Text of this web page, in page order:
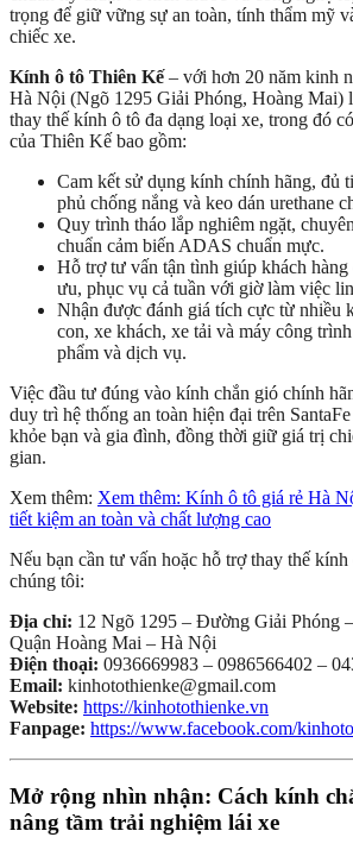
trọng để giữ vững sự an toàn, tính thẩm mỹ
chiếc xe.
Kính ô tô Thiên Kế– với hơn 20 năm kinh
Hà Nội (Ngõ 1295 Giải Phóng, Hoàng Mai)
thay thế kính ô tô đa dạng loại xe, trong đó
của Thiên Kế bao gồm:
Cam kết sử dụng kính chính hãng, đủ
phủ chống nắng và keo dán urethane
Quy trình tháo lắp nghiêm ngặt,
chuẩn cảm biến ADAS chuẩn mực.
Hỗ trợ tư vấn tận tình giúp khách
ưu, phục vụ cả tuần với giờ làm việc
Nhận được đánh giá tích cực từ nhiều
con, xe khách, xe tải và máy công
phẩm và dịch vụ.
Việc đầu tư đúng vào kính chắn gió chính
duy trì hệ thống an toàn hiện đại trên
khỏe bạn và gia đình, đồng thời giữ giá trị
gian.
Xem thêm: Xem thêm: Kính ô tô giá rẻ Hà
tiết kiệm an toàn và chất lượng cao
Nếu bạn cần tư vấn hoặc hỗ trợ thay thế
chúng tôi:
Địa chỉ: 12 Ngõ 1295 – Đường Giải Phóng
Quận Hoàng Mai – Hà Nội
Điện thoại: 0936669983 – 0986566402 –
Email: kinhotothienke@gmail.com
Website: https://kinhotothienke.vn
Fanpage: https://www.facebook.com/
Mở rộng nhìn nhận: Cách kính
nâng tầm trải nghiệm lái xe